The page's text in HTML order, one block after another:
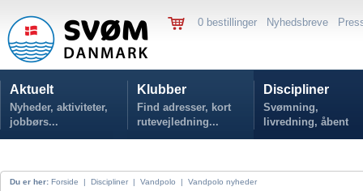
0 bestillinger Nyhedsbreve
Aktuelt
Nyheder, aktiviteter,
jobbørs...
Klubber
Find adresser, kort
rutevejledning...
Discipliner
Svømning,
livredning, åbent
vand...
Du er her: Forside | Discipliner | Vandpolo | Vandpolo nyheder